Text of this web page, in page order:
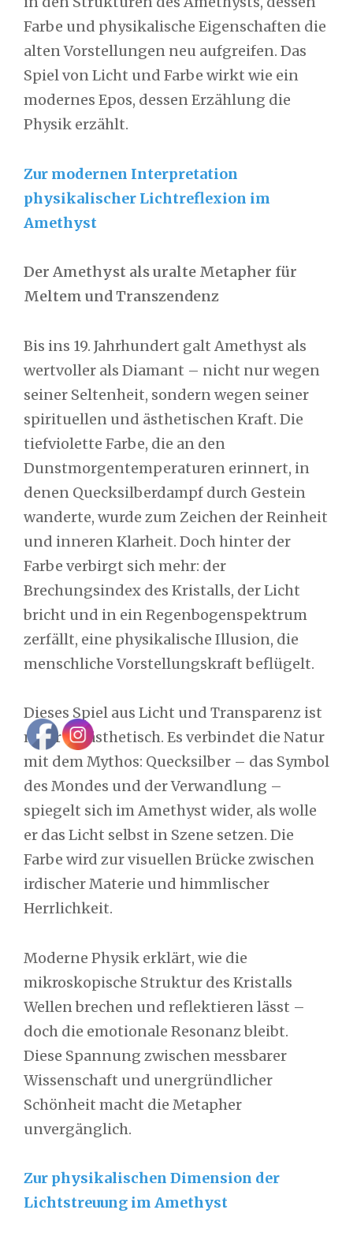
Farbe und physikalische Eigenschaften die
alten Vorstellungen neu aufgreifen. Das
Spiel von Licht und Farbe wirkt wie ein
modernes Epos, dessen Erzählung die
Physik erzählt.
Zur modernen Interpretation
physikalischer Lichtreflexion im
Amethyst
Der Amethyst als uralte Metapher für
Meltem und Transzendenz
Bis ins 19. Jahrhundert galt Amethyst als
wertvoller als Diamant – nicht nur wegen
seiner Seltenheit, sondern wegen seiner
spirituellen und ästhetischen Kraft. Die
tiefviolette Farbe, die an den
Dunstmorgentemperaturen erinnert, in
denen Quecksilberdampf durch Gestein
wanderte, wurde zum Zeichen der Reinheit
und inneren Klarheit. Doch hinter der
Farbe verbirgt sich mehr: der
Brechungsindex des Kristalls, der Licht
bricht und in ein Regenbogenspektrum
zerfällt, eine physikalische Illusion, die
menschliche Vorstellungskraft beflügelt.
Dieses Spiel aus Licht und Transparenz ist
mehr als ästhetisch. Es verbindet die Natur
mit dem Mythos: Quecksilber – das Symbol
des Mondes und der Verwandlung –
spiegelt sich im Amethyst wider, als wolle
er das Licht selbst in Szene setzen. Die
Farbe wird zur visuellen Brücke zwischen
irdischer Materie und himmlischer
Herrlichkeit.
Moderne Physik erklärt, wie die
mikroskopische Struktur des Kristalls
Wellen brechen und reflektieren lässt –
doch die emotionale Resonanz bleibt.
Diese Spannung zwischen messbarer
Wissenschaft und unergründlicher
Schönheit macht die Metapher
unvergänglich.
Zur physikalischen Dimension der
Lichtstreuung im Amethyst